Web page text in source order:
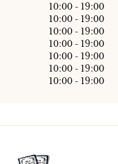
10:00 - 19:00
10:00 - 19:00
10:00 - 19:00
10:00 - 19:00
10:00 - 19:00
10:00 - 19:00
10:00 - 19:00